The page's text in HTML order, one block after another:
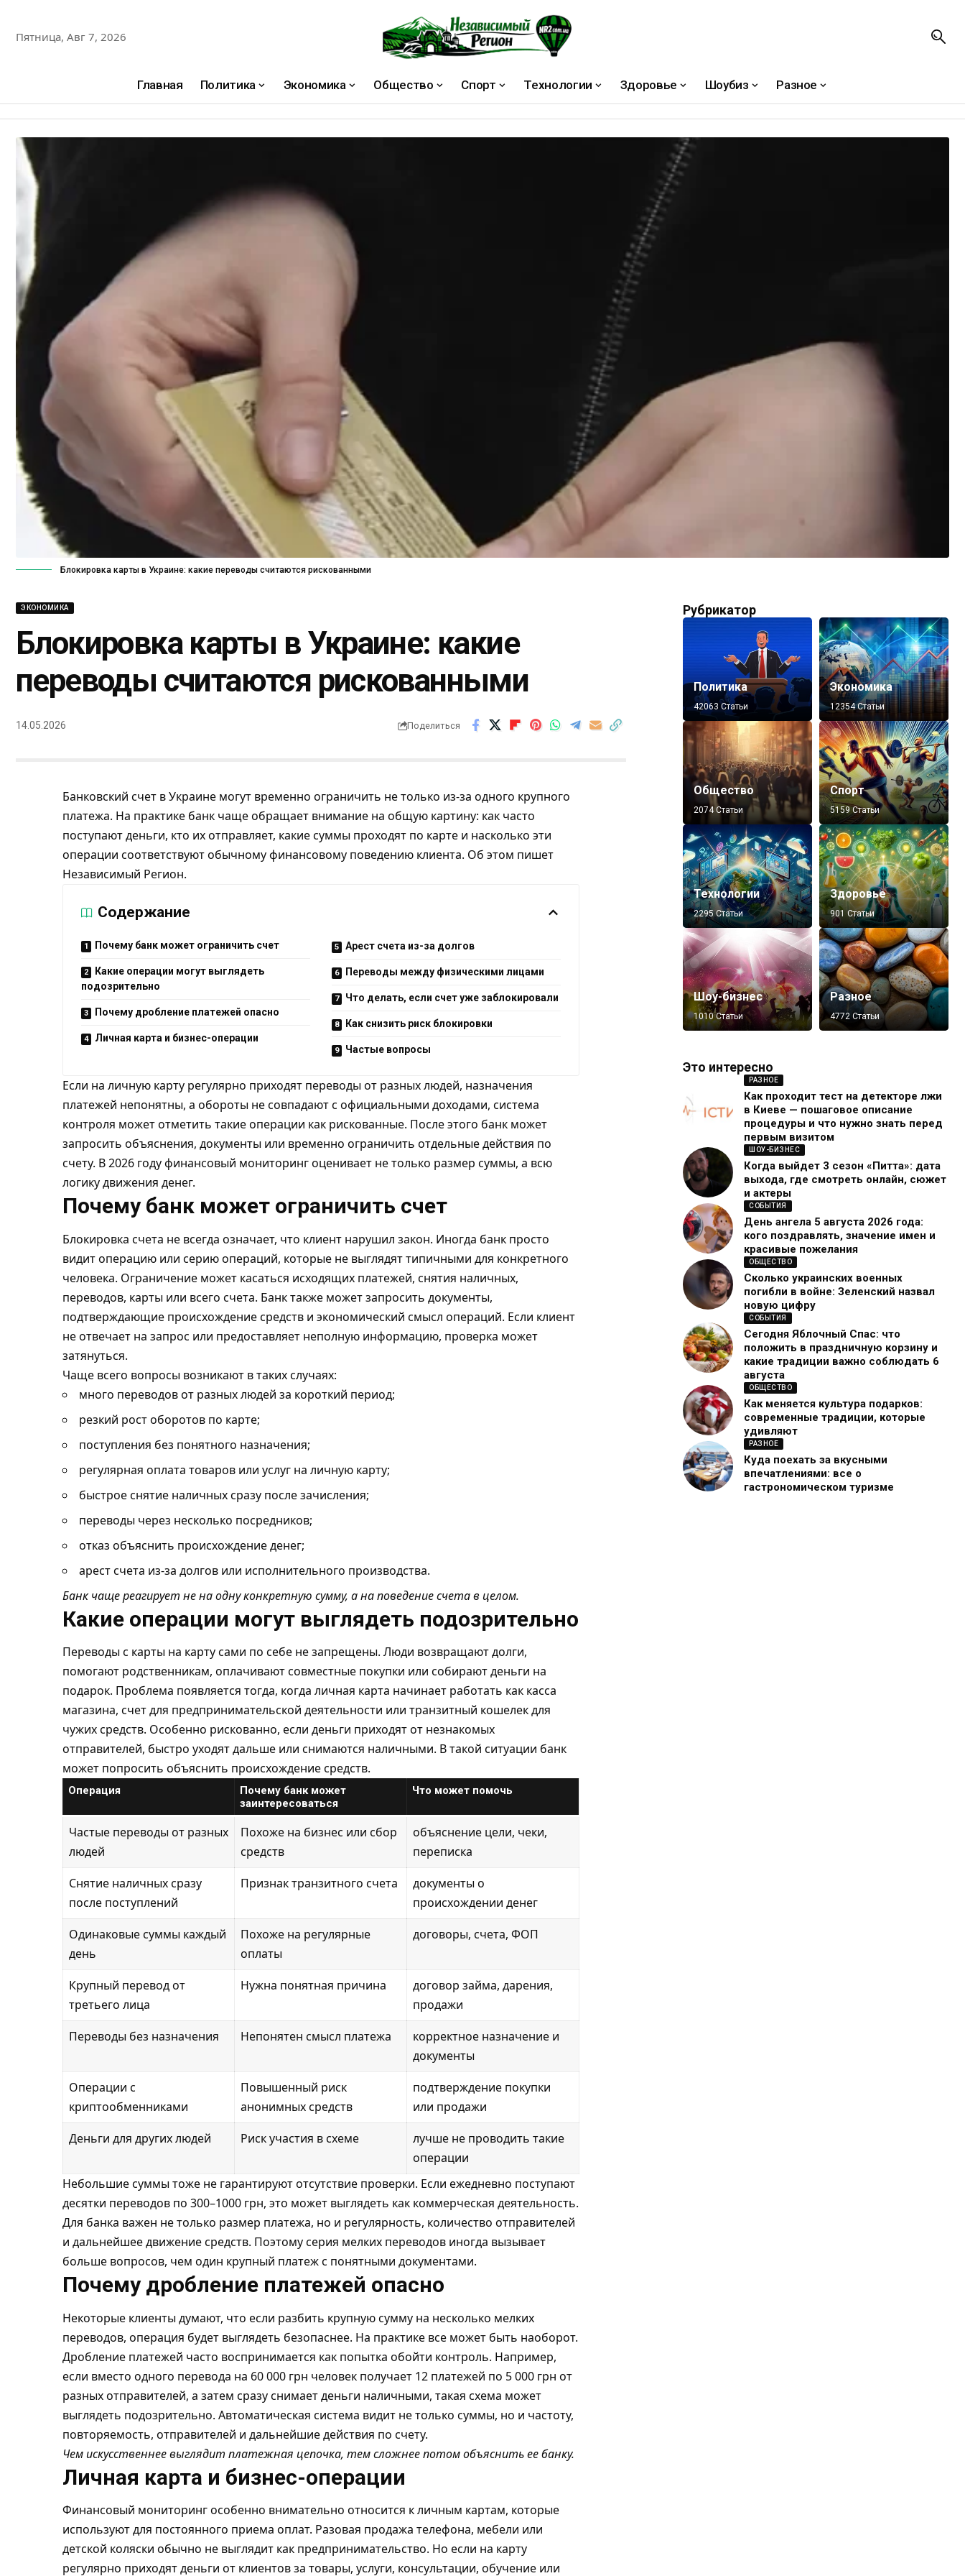
Пятница, Авг 7, 2026
Главная Политика Экономика Общество Спорт Технологии Здоровье Шоубиз Разное
Блокировка карты в Украине: какие переводы считаются рискованными
ЭКОНОМИКА
Блокировка карты в Украине: какие
переводы считаются рискованными
14.05.2026 Поделиться
Банковский счет в Украине могут временно ограничить не только из-за одного крупного
платежа. На практике банк чаще обращает внимание на общую картину: как часто
поступают деньги, кто их отправляет, какие суммы проходят по карте и насколько эти
операции соответствуют обычному финансовому поведению клиента. Об этом пишет
Независимый Регион.
Содержание
Почему банк может ограничить счет
Какие операции могут выглядеть
подозрительно
Почему дробление платежей опасно
Личная карта и бизнес-операции
Арест счета из-за долгов
Переводы между физическими лицами
Что делать, если счет уже заблокировали
Как снизить риск блокировки
Частые вопросы
Если на личную карту регулярно приходят переводы от разных людей, назначения
платежей непонятны, а обороты не совпадают с официальными доходами, система
контроля может отметить такие операции как рискованные. После этого банк может
запросить объяснения, документы или временно ограничить отдельные действия по
счету. В 2026 году финансовый мониторинг оценивает не только размер суммы, а всю
логику движения денег.
Почему банк может ограничить счет
Блокировка счета не всегда означает, что клиент нарушил закон. Иногда банк просто
видит операцию или серию операций, которые не выглядят типичными для конкретного
человека. Ограничение может касаться исходящих платежей, снятия наличных,
переводов, карты или всего счета. Банк также может запросить документы,
подтверждающие происхождение средств и экономический смысл операций. Если клиент
не отвечает на запрос или предоставляет неполную информацию, проверка может
затянуться.
Чаще всего вопросы возникают в таких случаях:
много переводов от разных людей за короткий период;
резкий рост оборотов по карте;
поступления без понятного назначения;
регулярная оплата товаров или услуг на личную карту;
быстрое снятие наличных сразу после зачисления;
переводы через несколько посредников;
отказ объяснить происхождение денег;
арест счета из-за долгов или исполнительного производства.
Банк чаще реагирует не на одну конкретную сумму, а на поведение счета в целом.
Какие операции могут выглядеть подозрительно
Переводы с карты на карту сами по себе не запрещены. Люди возвращают долги,
помогают родственникам, оплачивают совместные покупки или собирают деньги на
подарок. Проблема появляется тогда, когда личная карта начинает работать как касса
магазина, счет для предпринимательской деятельности или транзитный кошелек для
чужих средств. Особенно рискованно, если деньги приходят от незнакомых
отправителей, быстро уходят дальше или снимаются наличными. В такой ситуации банк
может попросить объяснить происхождение средств.
Операция
Почему банк может
заинтересоваться
Что может помочь
Частые переводы от разных
людей
Похоже на бизнес или сбор
средств
объяснение цели, чеки,
переписка
Снятие наличных сразу
после поступлений
Признак транзитного счета
документы о
происхождении денег
Одинаковые суммы каждый
день
Похоже на регулярные
оплаты
договоры, счета, ФОП
Крупный перевод от
третьего лица
Нужна понятная причина
договор займа, дарения,
продажи
Переводы без назначения
Непонятен смысл платежа
корректное назначение и
документы
Операции с
криптообменниками
Повышенный риск
анонимных средств
подтверждение покупки
или продажи
Деньги для других людей
Риск участия в схеме
лучше не проводить такие
операции
Небольшие суммы тоже не гарантируют отсутствие проверки. Если ежедневно поступают
десятки переводов по 300–1000 грн, это может выглядеть как коммерческая деятельность.
Для банка важен не только размер платежа, но и регулярность, количество отправителей
и дальнейшее движение средств. Поэтому серия мелких переводов иногда вызывает
больше вопросов, чем один крупный платеж с понятными документами.
Почему дробление платежей опасно
Некоторые клиенты думают, что если разбить крупную сумму на несколько мелких
переводов, операция будет выглядеть безопаснее. На практике все может быть наоборот.
Дробление платежей часто воспринимается как попытка обойти контроль. Например,
если вместо одного перевода на 60 000 грн человек получает 12 платежей по 5 000 грн от
разных отправителей, а затем сразу снимает деньги наличными, такая схема может
выглядеть подозрительно. Автоматическая система видит не только суммы, но и частоту,
повторяемость, отправителей и дальнейшие действия по счету.
Чем искусственнее выглядит платежная цепочка, тем сложнее потом объяснить ее банку.
Личная карта и бизнес-операции
Финансовый мониторинг особенно внимательно относится к личным картам, которые
используют для постоянного приема оплат. Разовая продажа телефона, мебели или
детской коляски обычно не выглядит как предпринимательство. Но если на карту
регулярно приходят деньги от клиентов за товары, услуги, консультации, обучение или
Рубрикатор
Политика
42063 Статьи
Экономика
12354 Статьи
Общество
2074 Статьи
Спорт
5159 Статьи
Технологии
2295 Статьи
Здоровье
901 Статьи
Шоу-бизнес
1010 Статьи
Разное
4772 Статьи
Это интересно
РАЗНОЕ
Как проходит тест на детекторе лжи
в Киеве — пошаговое описание
процедуры и что нужно знать перед
первым визитом
ШОУ-БИЗНЕС
Когда выйдет 3 сезон «Питта»: дата
выхода, где смотреть онлайн, сюжет
и актеры
СОБЫТИЯ
День ангела 5 августа 2026 года:
кого поздравлять, значение имен и
красивые пожелания
ОБЩЕСТВО
Сколько украинских военных
погибли в войне: Зеленский назвал
новую цифру
СОБЫТИЯ
Сегодня Яблочный Спас: что
положить в праздничную корзину и
какие традиции важно соблюдать 6
августа
ОБЩЕСТВО
Как меняется культура подарков:
современные традиции, которые
удивляют
РАЗНОЕ
Куда поехать за вкусными
впечатлениями: все о
гастрономическом туризме